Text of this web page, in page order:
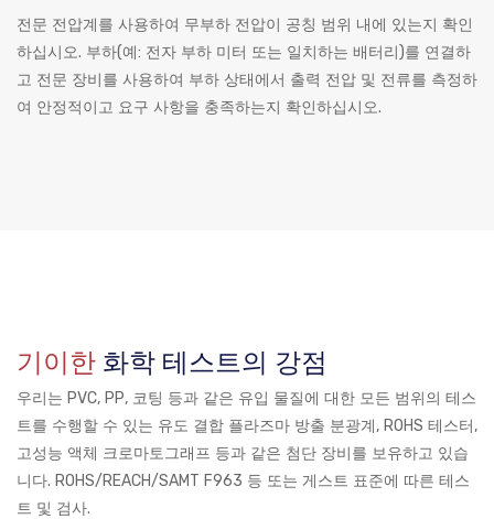
전문 전압계를 사용하여 무부하 전압이 공칭 범위 내에 있는지 확인
하십시오. 부하(예: 전자 부하 미터 또는 일치하는 배터리)를 연결하
고 전문 장비를 사용하여 부하 상태에서 출력 전압 및 전류를 측정하
여 안정적이고 요구 사항을 충족하는지 확인하십시오.
기이한화학 테스트의 강점
우리는 PVC, PP, 코팅 등과 같은 유입 물질에 대한 모든 범위의 테스
트를 수행할 수 있는 유도 결합 플라즈마 방출 분광계, ROHS 테스터,
고성능 액체 크로마토그래프 등과 같은 첨단 장비를 보유하고 있습
니다. ROHS/REACH/SAMT F963 등 또는 게스트 표준에 따른 테스
트 및 검사.